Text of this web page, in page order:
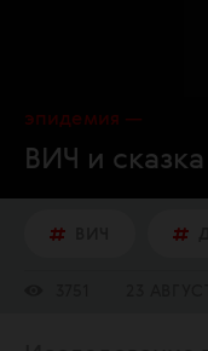
эпидемия
ВИЧ и